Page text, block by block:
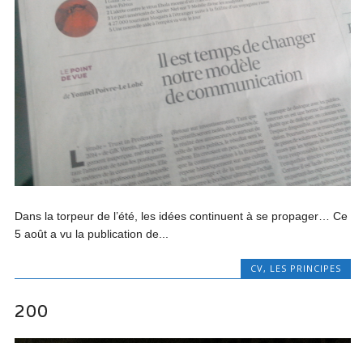
Dans la torpeur de l’été, les idées continuent à se propager… Ce
5 août a vu la publication de...
CV, LES PRINCIPES
200